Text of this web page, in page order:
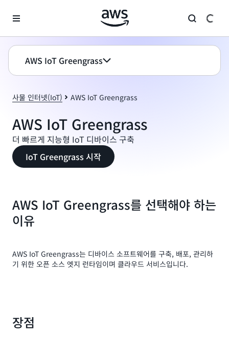
AWS IoT Greengrass
사물 인터넷(IoT) AWS IoT Greengrass
AWS IoT Greengrass
더 빠르게 지능형 IoT 디바이스 구축
IoT Greengrass 시작
AWS IoT Greengrass를 선택해야 하는
이유
AWS IoT Greengrass는 디바이스 소프트웨어를 구축, 배포, 관리하
기 위한 오픈 소스 엣지 런타임이며 클라우드 서비스입니다.
장점